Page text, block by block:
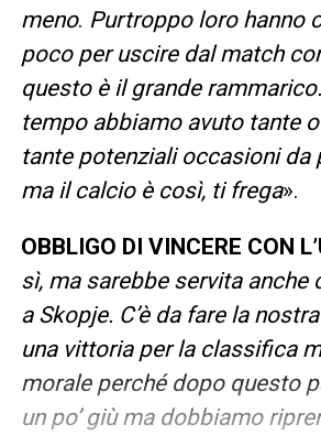
meno. Purtroppo loro hanno
poco per uscire dal match
questo è il grande
tempo abbiamo avuto tante
tante potenziali occasioni da
ma il calcio è così, ti frega».
OBBLIGO DI VINCERE CON
sì, ma sarebbe servita anche
a Skopje. C’è da fare la
una vittoria per la classifica
morale perché dopo questo
un po’ giù ma dobbiamo